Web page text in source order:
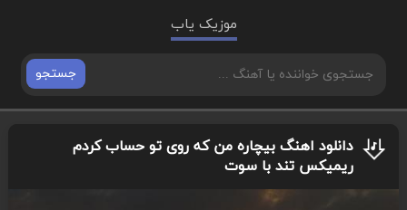
موزیک یاب
جستجو
دانلود اهنگ بیچاره من که روی تو حساب کردم
ریمیکس تند با سوت